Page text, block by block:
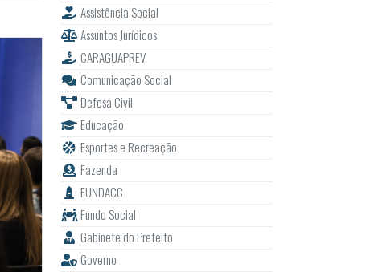
Assistência Social
Assuntos Jurídicos
CARAGUAPREV
Comunicação Social
Defesa Civil
Educação
Esportes e Recreação
Fazenda
FUNDACC
Fundo Social
Gabinete do Prefeito
Governo